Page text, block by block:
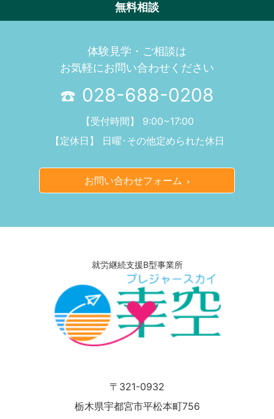
無料相談
体験見学・ご相談は
お気軽にお問い合わせください
028-688-0208
【受付時間】 9:00~17:00
【定休日】 日曜･その他定められた休日
お問い合わせフォーム
就労継続支援B型事業所
〒321-0932
栃木県宇都宮市平松本町756